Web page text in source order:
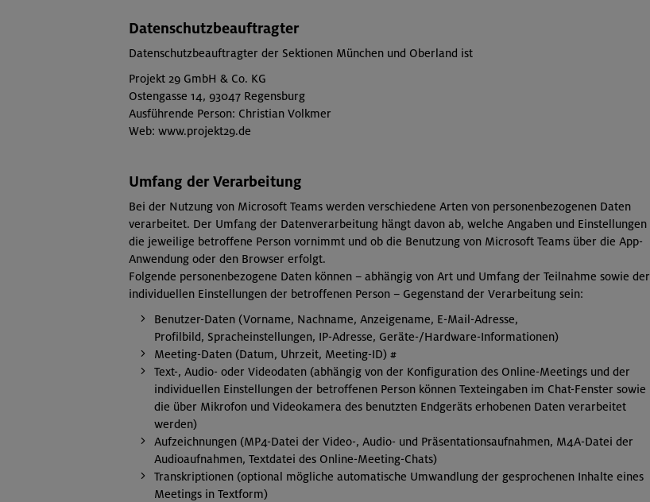
Datenschutzbeauftragter
Datenschutzbeauftragter der Sektionen München und Oberland ist
Projekt 29 GmbH & Co. KG
Ostengasse 14, 93047 Regensburg
Ausführende Person: Christian Volkmer
Web: www.projekt29.de
Umfang der Verarbeitung
Bei der Nutzung von Microsoft Teams werden verschiedene Arten von personenbezogenen Daten
verarbeitet. Der Umfang der Datenverarbeitung hängt davon ab, welche Angaben und Einstellungen
die jeweilige betroffene Person vornimmt und ob die Benutzung von Microsoft Teams über die App-
Anwendung oder den Browser erfolgt.
Folgende personenbezogene Daten können – abhängig von Art und Umfang der Teilnahme sowie der
individuellen Einstellungen der betroffenen Person – Gegenstand der Verarbeitung sein:
Benutzer-Daten (Vorname, Nachname, Anzeigename, E-Mail-Adresse,
Profilbild, Spracheinstellungen, IP-Adresse, Geräte-/Hardware-Informationen)
Meeting-Daten (Datum, Uhrzeit, Meeting-ID) #
Text-, Audio- oder Videodaten (abhängig von der Konfiguration des Online-Meetings und der
individuellen Einstellungen der betroffenen Person können Texteingaben im Chat-Fenster sowie
die über Mikrofon und Videokamera des benutzten Endgeräts erhobenen Daten verarbeitet
werden)
Aufzeichnungen (MP4-Datei der Video-, Audio- und Präsentationsaufnahmen, M4A-Datei der
Audioaufnahmen, Textdatei des Online-Meeting-Chats)
Transkriptionen (optional mögliche automatische Umwandlung der gesprochenen Inhalte eines
Meetings in Textform)